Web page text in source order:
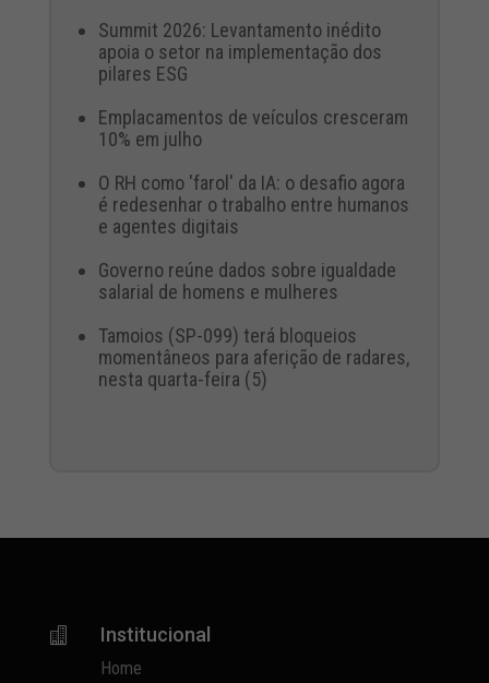
Summit 2026: Levantamento inédito
apoia o setor na implementação dos
pilares ESG
Emplacamentos de veículos cresceram
10% em julho
O RH como 'farol' da IA: o desafio agora
é redesenhar o trabalho entre humanos
e agentes digitais
Governo reúne dados sobre igualdade
salarial de homens e mulheres
Tamoios (SP-099) terá bloqueios
momentâneos para aferição de radares,
nesta quarta-feira (5)
 Institucional
Home